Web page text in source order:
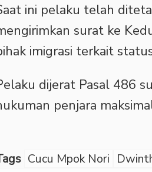
ini pelaku telah
surat ke
imigrasi terkait
dijerat Pasal 486
penjara
Cucu Mpok Nori